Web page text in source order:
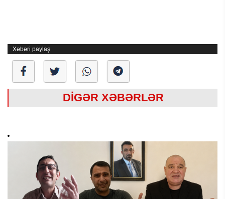
Xəbəri paylaş
DİGƏR XƏBƏRLƏR